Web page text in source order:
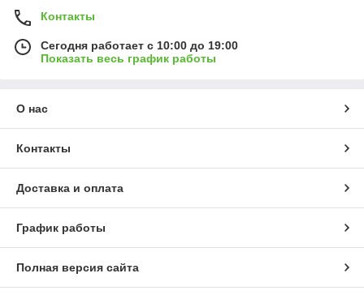
Контакты
Сегодня работает с 10:00 до 19:00
Показать весь график работы
О нас
Контакты
Доставка и оплата
График работы
Полная версия сайта